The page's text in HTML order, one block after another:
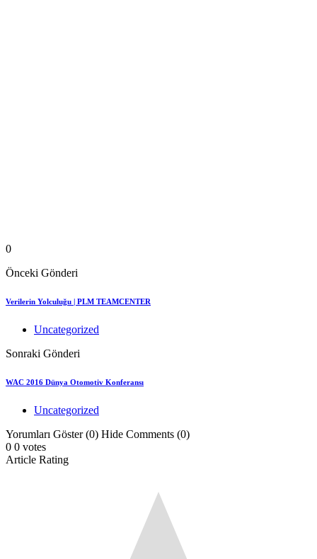
0
Önceki Gönderi
Verilerin Yolculuğu | PLM TEAMCENTER
Uncategorized
Sonraki Gönderi
WAC 2016 Dünya Otomotiv Konferansı
Uncategorized
Yorumları Göster (0) Hide Comments (0)
0 0 votes
Article Rating